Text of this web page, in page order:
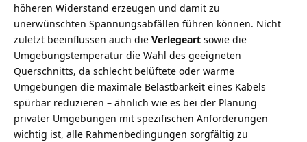
höheren Widerstand erzeugen und damit zu
unerwünschten Spannungsabfällen führen können. Nicht
zuletzt beeinflussen auch die Verlegeart sowie die
Umgebungstemperatur die Wahl des geeigneten
Querschnitts, da schlecht belüftete oder warme
Umgebungen die maximale Belastbarkeit eines Kabels
spürbar reduzieren – ähnlich wie es bei der Planung
privater Umgebungen mit spezifischen Anforderungen
wichtig ist, alle Rahmenbedingungen sorgfältig zu